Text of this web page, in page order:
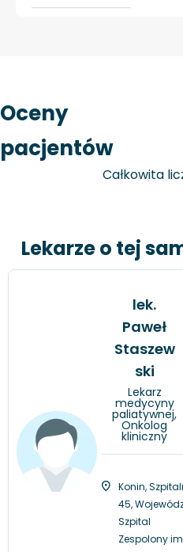
Oceny
pacjentów
Całkowita
Lekarze o tej
lek.
Paweł
Staszew
ski
Lekarz
medycyny
paliatywnej,
Onkolog
kliniczny
Konin,
45,
Szpital
Zespolony